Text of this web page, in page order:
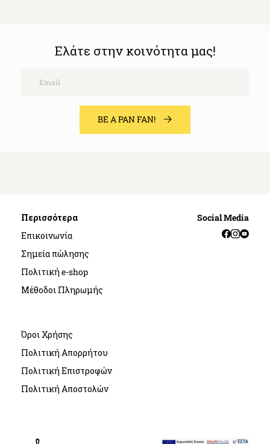
Ελάτε στην κοινότητα μας!
BE A PAN FAN!
Περισσότερα
Επικοινωνία
Σημεία πώλησης
Πολιτική e-shop
Μέθοδοι Πληρωμής
Όροι Χρήσης
Πολιτική Απορρήτου
Πολιτική Επιστροφών
Πολιτική Αποστολών
Social Media
Facebook